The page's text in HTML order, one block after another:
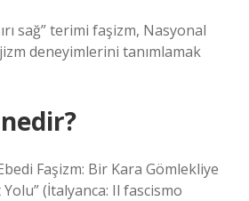
sağ” terimi faşizm, Nasyonal
deneyimlerini tanımlamak
Faşizm: Bir Kara Gömlekliye
(İtalyanca: Il fascismo